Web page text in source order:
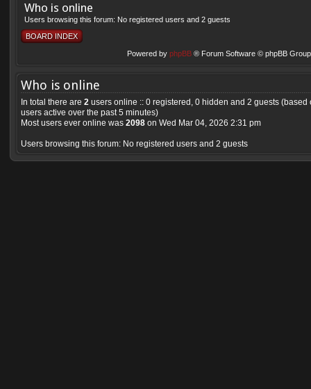
Who is online
Users browsing this forum: No registered users and 2 guests
BOARD INDEX
Powered by phpBB® Forum Software © phpBB
Who is online
In total there are 2 users online :: 0 registered, 0 hidden and 2 guests (based
users active over the past 5 minutes)
Most users ever online was 2098 on Wed Mar 04, 2026 2:31 pm
Users browsing this forum: No registered users and 2 guests